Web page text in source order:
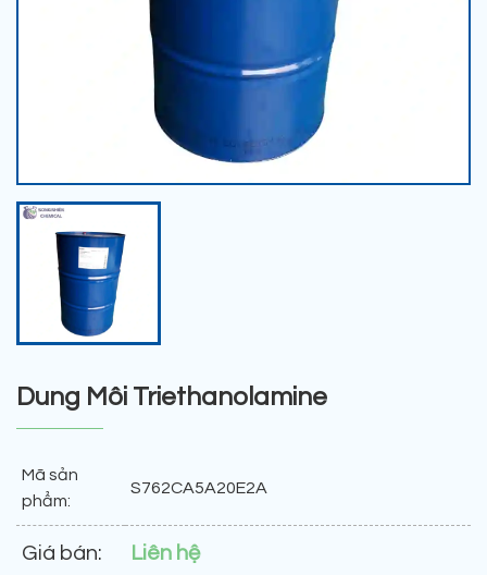
Dung Môi Triethanolamine
Mã sản
phẩm:
S762CA5A20E2A
Giá bán: Liên hệ